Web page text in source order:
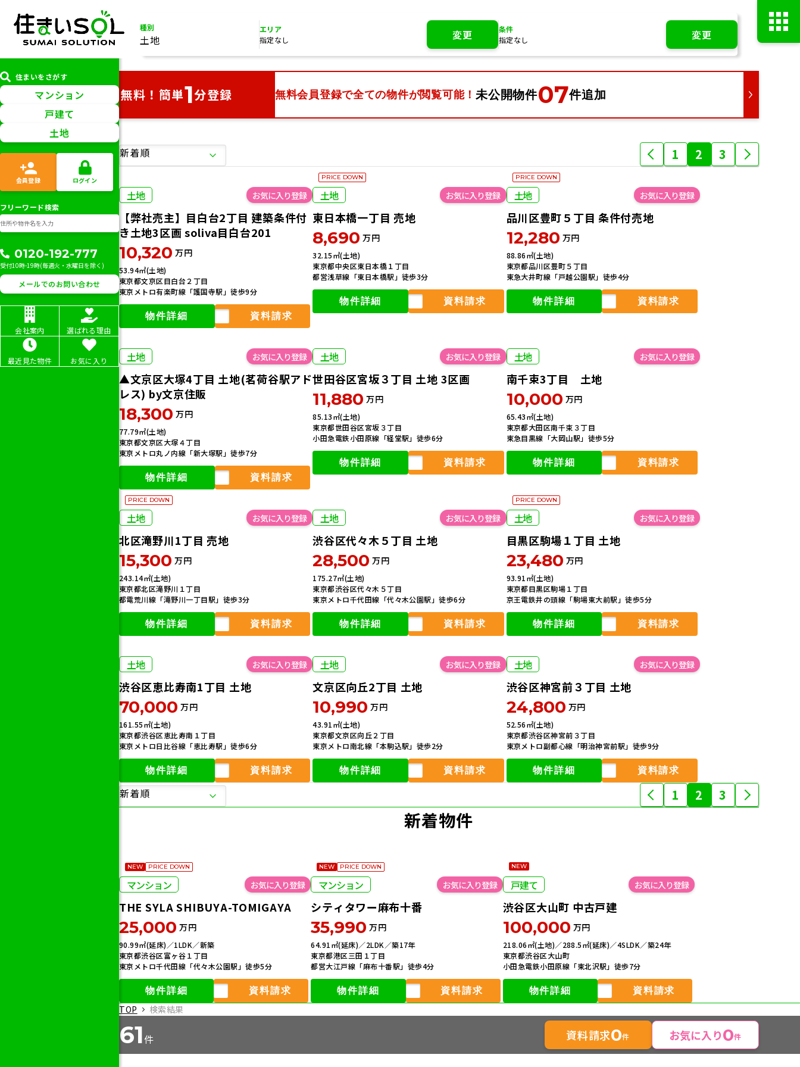
住まいをさがす
マンション
戸建て
土地
会員登録 ログイン
フリーワード検索
検
0120-192-777
受付10時-19時(毎週火・水曜日を除く)
メールでのお問い合わせ
会社案内 選ばれる理由
最近見た物件 お気に入り
エリアから検索 沿線・駅から検索
から検索
AIマッチングサービス
ニュース＆トピックス
ライブラリ
プライバシーポリシー コーポレートサイト
選ばれる理由 売却サービス ご来店予約 お問い合せ
0120-192-777
受付時間 10時-19時(毎週火・水曜日を除く)
フォームからのお問い合わせ
種別
土地
エリア
指定なし
変更
条件
指定なし
変更
無料！簡単1分登録 無料会員登録で全ての物件が閲覧可能！ 未公開物件07件追加
1 2 3
土地
【弊社売主】目白台2丁目 建築条件付
き土地3区画 soliva目白台201
10,320 万円
53.94㎡(土地)
東京都文京区目白台２丁目
東京メトロ有楽町線「護国寺駅」徒歩9分
物件詳細 資料請求
土地
PRICE DOWN
東日本橋一丁目 売地
8,690 万円
32.15㎡(土地)
東京都中央区東日本橋１丁目
都営浅草線「東日本橋駅」徒歩3分
物件詳細 資料請求
土地
PRICE DOWN
品川区豊町５丁目 条件付売地
12,280 万円
88.86㎡(土地)
東京都品川区豊町５丁目
東急大井町線「戸越公園駅」徒歩4分
物件詳細 資料請求
土地
▲文京区大塚4丁目 土地(茗荷谷駅アド
レス) by文京住販
18,300 万円
77.79㎡(土地)
東京都文京区大塚４丁目
東京メトロ丸ノ内線「新大塚駅」徒歩7分
物件詳細 資料請求
土地
世田谷区宮坂３丁目 土地 3区画
11,880 万円
85.13㎡(土地)
東京都世田谷区宮坂３丁目
小田急電鉄小田原線「経堂駅」徒歩6分
物件詳細 資料請求
土地
南千束3丁目 土地
10,000 万円
65.43㎡(土地)
東京都大田区南千束３丁目
東急目黒線「大岡山駅」徒歩5分
物件詳細 資料請求
土地
PRICE DOWN
北区滝野川1丁目 売地
15,300 万円
243.14㎡(土地)
東京都北区滝野川１丁目
都電荒川線「滝野川一丁目駅」徒歩3分
物件詳細 資料請求
土地
渋谷区代々木５丁目 土地
28,500 万円
175.27㎡(土地)
東京都渋谷区代々木５丁目
東京メトロ千代田線「代々木公園駅」徒歩6分
物件詳細 資料請求
土地
PRICE DOWN
目黒区駒場１丁目 土地
23,480 万円
93.91㎡(土地)
東京都目黒区駒場１丁目
京王電鉄井の頭線「駒場東大前駅」徒歩5分
物件詳細 資料請求
土地
渋谷区恵比寿南1丁目 土地
70,000 万円
161.55㎡(土地)
東京都渋谷区恵比寿南１丁目
東京メトロ日比谷線「恵比寿駅」徒歩6分
物件詳細 資料請求
土地
文京区向丘2丁目 土地
10,990 万円
43.91㎡(土地)
東京都文京区向丘２丁目
東京メトロ南北線「本駒込駅」徒歩2分
物件詳細 資料請求
土地
渋谷区神宮前３丁目 土地
24,800 万円
52.56㎡(土地)
東京都渋谷区神宮前３丁目
東京メトロ副都心線「明治神宮前駅」徒歩9分
物件詳細 資料請求
1 2 3
新着物件
マンション
NEW PRICE DOWN
THE SYLA SHIBUYA-TOMIGAYA
25,000 万円
90.99㎡(延床)／1LDK／新築
東京都渋谷区富ヶ谷１丁目
東京メトロ千代田線「代々木公園駅」徒歩5分
物件詳細 資料請求
マンション
NEW PRICE DOWN
シティタワー麻布十番
35,990 万円
64.91㎡(延床)／2LDK／築17年
東京都港区三田１丁目
都営大江戸線「麻布十番駅」徒歩4分
物件詳細 資料請求
戸建て
NEW
渋谷区大山町 中古戸建
100,000 万円
218.06㎡(土地)／288.5㎡(延床)／4SLDK／築24年
東京都渋谷区大山町
小田急電鉄小田原線「東北沢駅」徒歩7分
物件詳細 資料請求
TOP 検索結果
61件 資料請求0件 お気に入り0件
会員登録で全て閲覧可能に！
会員登録
未公開物件00件追加
会員登録がお済みの方
ログインして物件をみる
会員登録がお済みでない方
簡単1分！無料会員登録